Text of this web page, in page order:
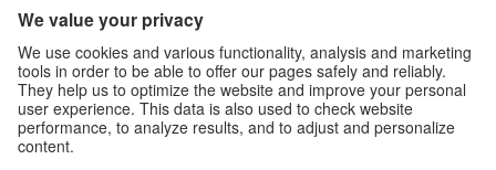
ភាពឯកជន និងការចូលដំណើរការដោយគ្មានឧបសគ្គ
ការកំណត់ភាពឯកជន